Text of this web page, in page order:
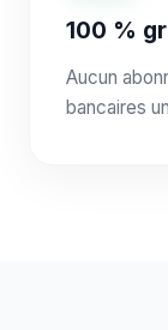
100 %
Aucun
bancaires